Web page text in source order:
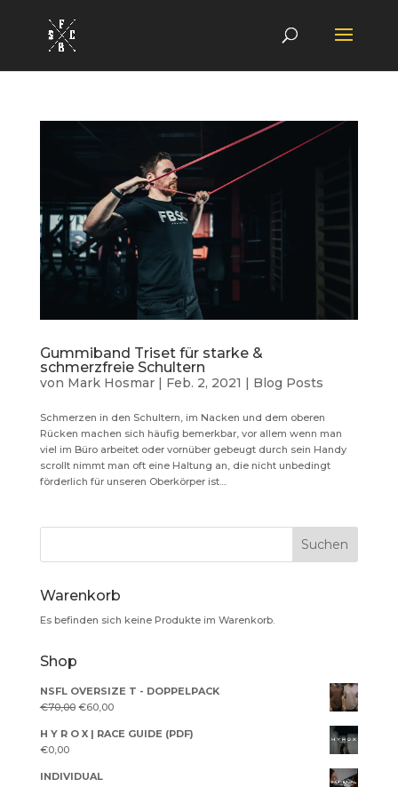
Gummiband Triset für starke &
schmerzfreie Schultern
von Mark Hosmar| Feb. 2, 2021 | Blog Posts
Schmerzen in den Schultern, im Nacken und dem oberen
Rücken machen sich häufig bemerkbar, vor allem wenn man
viel im Büro arbeitet oder vornüber gebeugt durch sein Handy
scrollt nimmt man oft eine Haltung an, die nicht unbedingt
förderlich für unseren Oberkörper ist....
Warenkorb
Es befinden sich keine Produkte im Warenkorb.
Shop
NSFL OVERSIZE T - DOPPELPACK
€70,00 Ursprünglicher
war:
€60,00Aktueller
ist:
H Y R O X | RACE GUIDE (PDF)
€0,00
INDIVIDUAL